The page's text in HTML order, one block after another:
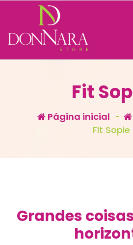
conteúdo
Fit
Página inicial -
Fit Sopie
Grandes